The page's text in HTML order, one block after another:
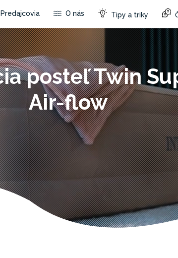
Predajcovia O nás Tipy a triky
posteľ Twin
Air-flow